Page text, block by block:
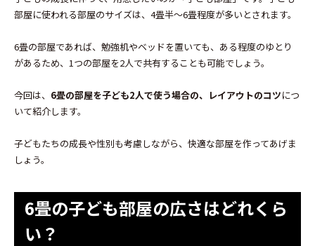
部屋に使われる部屋のサイズは、4畳半〜6畳程度が多いとされます。
6畳の部屋であれば、勉強机やベッドを置いても、ある程度のゆとり
があるため、1つの部屋を2人で共有することも可能でしょう。
今回は、 6畳の部屋を子ども2人で使う場合の、レイアウトのコツにつ
いて紹介します。
子どもたちの成長や性別も考慮しながら、快適な部屋を作ってあげま
しょう。
6畳の子ども部屋の広さはどれくら
い？